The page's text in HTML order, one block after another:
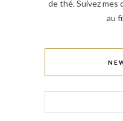
de thé. Suivez
au